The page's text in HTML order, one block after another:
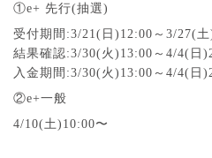
①e+ 先行(抽選)
受付期間:3/21(日)12:00～3/27(
結果確認:3/30(火)13:00～4/4(日
入金期間:3/30(火)13:00～4/4(日
②e+一般
4/10(土)10:00〜